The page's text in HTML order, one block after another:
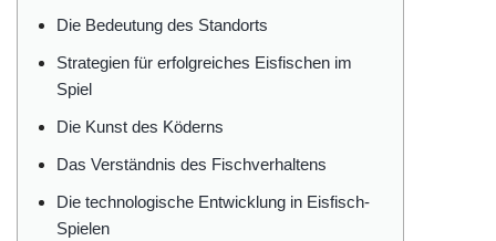
Die Bedeutung des Standorts
Strategien für erfolgreiches Eisfischen im
Spiel
Die Kunst des Köderns
Das Verständnis des Fischverhaltens
Die technologische Entwicklung in Eisfisch-
Spielen